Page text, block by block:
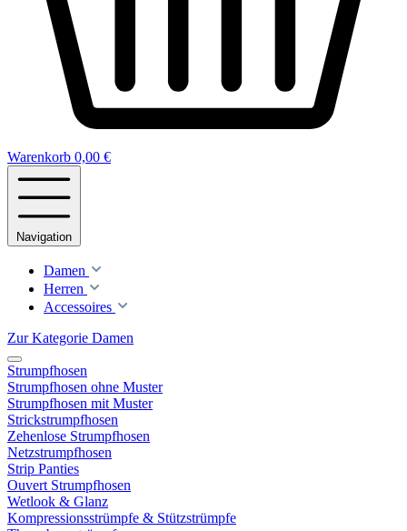
Warenkorb 0,00 €
Navigation
Damen
Herren
Accessoires
Zur Kategorie Damen
Strumpfhosen
Strumpfhosen ohne Muster
Strumpfhosen mit Muster
Strickstrumpfhosen
Zehenlose Strumpfhosen
Netzstrumpfhosen
Strip Panties
Ouvert Strumpfhosen
Wetlook & Glanz
Kompressionsstrümpfe & Stützstrümpfe